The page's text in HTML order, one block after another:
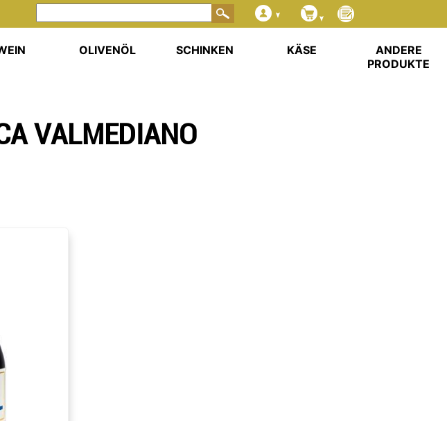
VALMEDIANO
OLIVENÖL SCHINKEN KÄSE
ANDERE
PRODUKTE